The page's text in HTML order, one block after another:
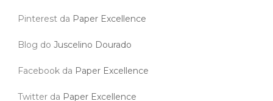
Pinterest da Paper Excellence
Blog do Juscelino Dourado
Facebook da Paper Excellence
Twitter da Paper Excellence